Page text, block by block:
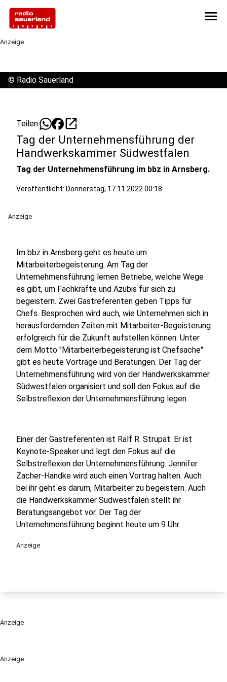
menu
Anzeige
Anzeige
© Radio Sauerland
Teilen: open_in_new
Tag der Unternehmensführung der
Handwerkskammer Südwestfalen
Tag der Unternehmensführung im bbz in Arnsberg.
Veröffentlicht: Donnerstag, 17.11.2022 00:18
Anzeige
Im bbz in Arnsberg geht es heute um
Mitarbeiterbegeisterung. Am Tag der
Unternehmensführung lernen Betriebe, welche Wege
es gibt, um Fachkräfte und Azubis für sich zu
begeistern. Zwei Gastreferenten geben Tipps für
Chefs. Besprochen wird auch, wie Unternehmen sich in
herausfordernden Zeiten mit Mitarbeiter-Begeisterung
erfolgreich für die Zukunft aufstellen können. Unter
dem Motto "Mitarbeiterbegeisterung ist Chefsache"
gibt es heute Vorträge und Beratungen. Der Tag der
Unternehmensführung wird von der Handwerkskammer
Südwestfalen organisiert und soll den Fokus auf die
Selbstreflexion der Unternehmensführung legen.
Einer der Gastreferenten ist Ralf R. Strupat. Er ist
Keynote-Speaker und legt den Fokus auf die
Selbstreflexion der Unternehmensführung. Jennifer
Zacher-Handke wird auch einen Vortrag halten. Auch
bei ihr geht es darum, Mitarbeiter zu begeistern. Auch
die Handwerkskammer Südwestfalen stellt ihr
Beratungsangebot vor. Der Tag der
Unternehmensführung beginnt heute um 9 Uhr.
Anzeige
Anzeige